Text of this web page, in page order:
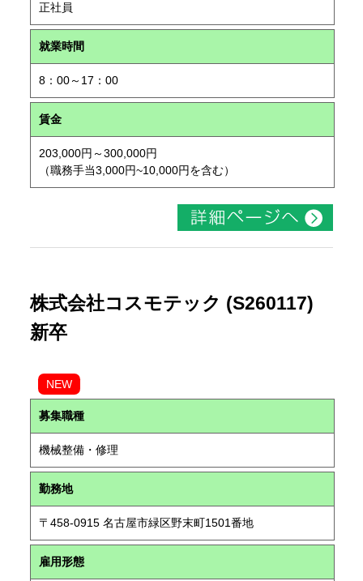
正社員
就業時間
8：00～17：00
賃金
203,000円～300,000円
（職務手当3,000円~10,000円を含む）
株式会社コスモテック (S260117)
新卒
NEW
募集職種
機械整備・修理
勤務地
〒458-0915 名古屋市緑区野末町1501番地
雇用形態